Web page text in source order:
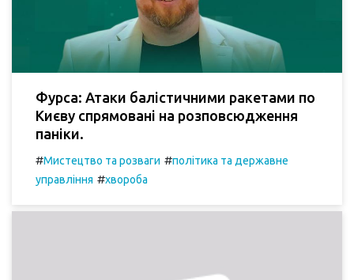
Фурса: Атаки балістичними ракетами по
Києву спрямовані на розповсюдження
паніки.
#Мистецтво та розваги #політика та державне
управління #хвороба